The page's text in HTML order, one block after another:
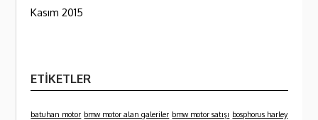
Kasım 2015
ETIKETLER
batuhan motor bmw motor alan galeriler bmw motor satışı bosphorus harley